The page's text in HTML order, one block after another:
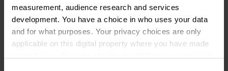
measurement, audience research and services
development. You have a choice in who uses your data
and for what purposes. Your privacy choices are only
applicable on this digital property where you have made
аудиокартами и драйверами — см. пункт 3.
Если звоните с ноутбука, убедитесь, что не
используете его внешний микрофон вместо
микрофона на гарнитуре. Это довольно